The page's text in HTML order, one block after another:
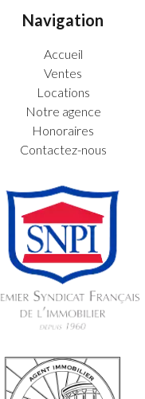
Navigation
Accueil
Ventes
Locations
Notre agence
Honoraires
Contactez-nous